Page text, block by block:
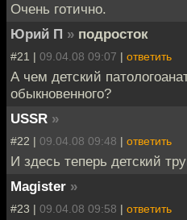
Очень готично.
Юрий П » подросток
#21 | 09.04.08 09:07 | ответить
А чем детский
обыкновенного?
USSR »
#22 | 09.04.08 09:48 | ответить
И здесь теперь детский
Magister »
#23 | 09.04.08 09:58 | ответить